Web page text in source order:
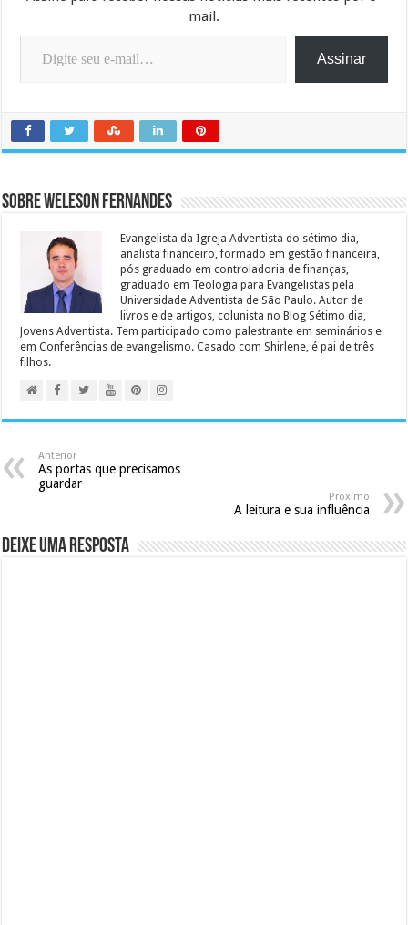
mail.
Digite seu e-mail…
Assinar
Sobre Weleson Fernandes
Evangelista da Igreja Adventista do sétimo dia,
analista financeiro, formado em gestão financeira,
pós graduado em controladoria de finanças,
graduado em Teologia para Evangelistas pela
Universidade Adventista de São Paulo. Autor de
livros e de artigos, colunista no Blog Sétimo dia,
Jovens Adventista. Tem participado como palestrante em seminários e
em Conferências de evangelismo. Casado com Shirlene, é pai de três
filhos.
Anterior
As portas que precisamos
guardar
Próximo
A leitura e sua influência
Deixe uma resposta